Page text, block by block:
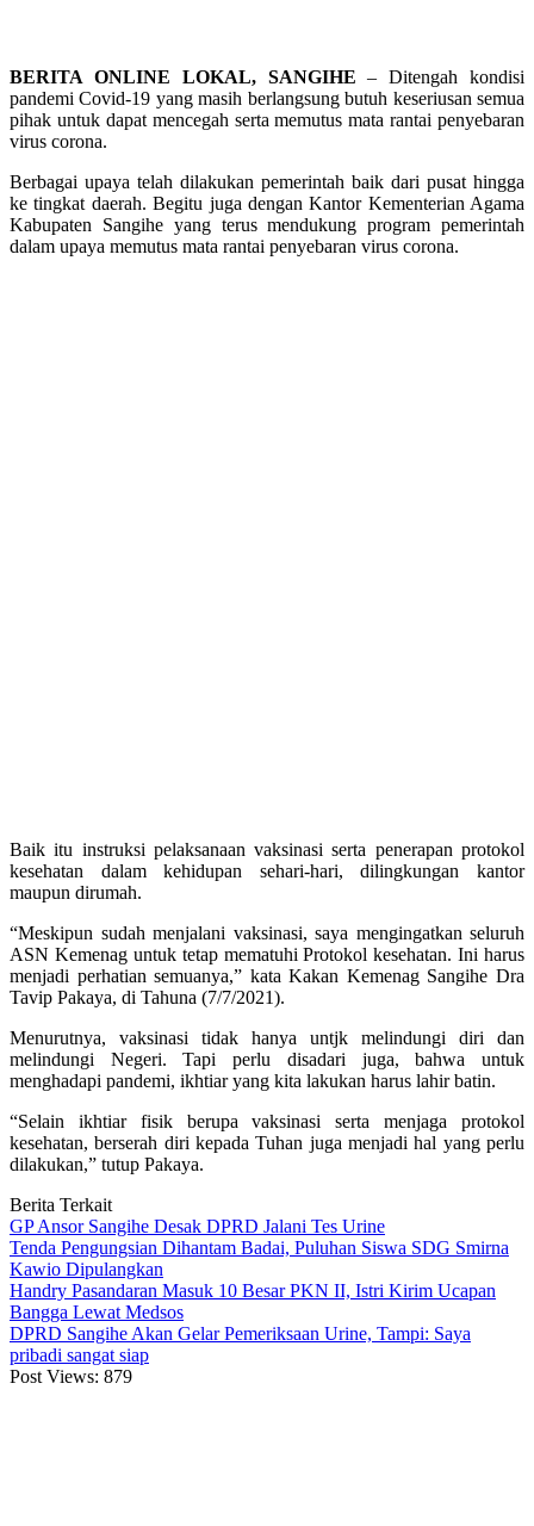
BERITA ONLINE LOKAL, SANGIHE – Ditengah kondisi
pandemi Covid-19 yang masih berlangsung butuh keseriusan semua
pihak untuk dapat mencegah serta memutus mata rantai penyebaran
virus corona.
Berbagai upaya telah dilakukan pemerintah baik dari pusat hingga
ke tingkat daerah. Begitu juga dengan Kantor Kementerian Agama
Kabupaten Sangihe yang terus mendukung program pemerintah
dalam upaya memutus mata rantai penyebaran virus corona.
Baik itu instruksi pelaksanaan vaksinasi serta penerapan protokol
kesehatan dalam kehidupan sehari-hari, dilingkungan kantor
maupun dirumah.
“Meskipun sudah menjalani vaksinasi, saya mengingatkan seluruh
ASN Kemenag untuk tetap mematuhi Protokol kesehatan. Ini harus
menjadi perhatian semuanya,” kata Kakan Kemenag Sangihe Dra
Tavip Pakaya, di Tahuna (7/7/2021).
Menurutnya, vaksinasi tidak hanya untjk melindungi diri dan
melindungi Negeri. Tapi perlu disadari juga, bahwa untuk
menghadapi pandemi, ikhtiar yang kita lakukan harus lahir batin.
“Selain ikhtiar fisik berupa vaksinasi serta menjaga protokol
kesehatan, berserah diri kepada Tuhan juga menjadi hal yang perlu
dilakukan,” tutup Pakaya.
Berita Terkait
GP Ansor Sangihe Desak DPRD Jalani Tes Urine
Tenda Pengungsian Dihantam Badai, Puluhan Siswa SDG Smirna
Kawio Dipulangkan
Handry Pasandaran Masuk 10 Besar PKN II, Istri Kirim Ucapan
Bangga Lewat Medsos
DPRD Sangihe Akan Gelar Pemeriksaan Urine, Tampi: Saya
pribadi sangat siap
Post Views: 879